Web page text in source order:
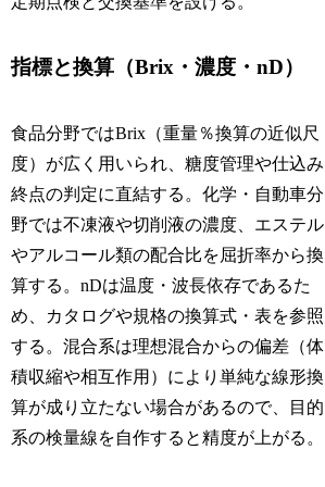
指標と換算（Brix・濃度・nD）
食品分野ではBrix（重量％換算の近似尺
度）が広く用いられ、糖度管理や仕込み
終点の判定に直結する。化学・自動車分
野では不凍液や切削液の濃度、エステル
やアルコール類の配合比を屈折率から換
算する。nDは温度・波長依存であるた
め、カタログや規格の換算式・表を参照
する。混合系は理想混合からの偏差（体
積収縮や相互作用）により単純な線形換
算が成り立たない場合があるので、目的
系の検量線を自作すると精度が上がる。